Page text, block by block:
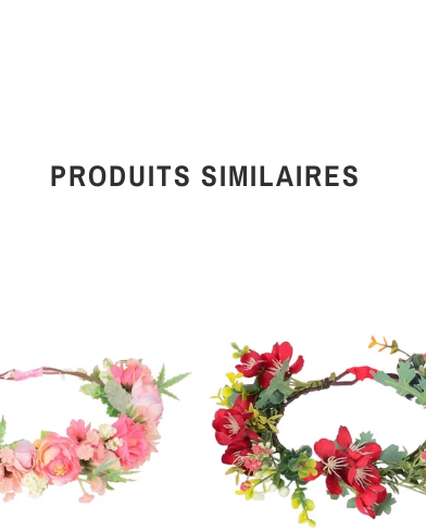
PRODUITS SIMILAIRES